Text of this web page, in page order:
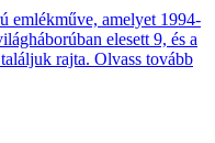
emlékműve, amelyet 1994-
elesett 9, és a
rajta. Olvass tovább